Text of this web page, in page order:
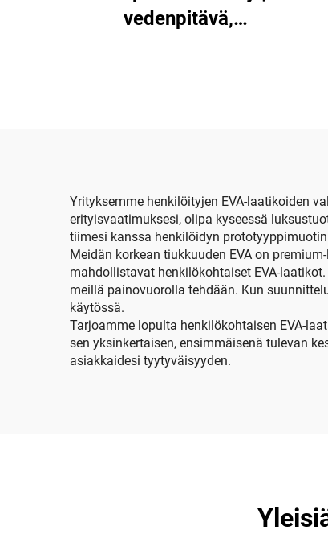
vedenpitävä,
käytettävissä
leiriytymiseen ja
matkailuun.
Yrityksemme henkilöityjen EVA-laatikoiden
erityisvaatimuksesi, olipa kyseessä
tiimesi kanssa henkilöidyn
Meidän korkean tiukkuuden EVA on
mahdollistavat henkilökohtaiset EVA-
meillä painovuorolla tehdään. Kun
käytössä.
Tarjoamme lopulta henkilökohtaisen EVA-
sen yksinkertaisen, ensimmäisenä tulevan
asiakkaidesi tyytyväisyyden.